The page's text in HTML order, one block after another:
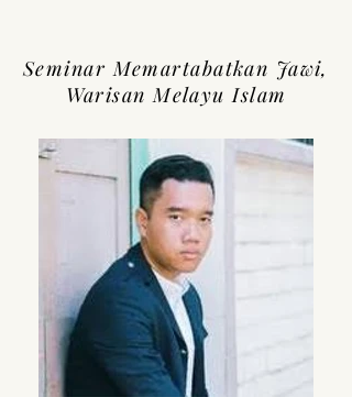
Seminar Memartabatkan Jawi,
Warisan Melayu Islam